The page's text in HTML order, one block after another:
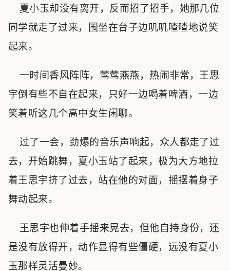
夏小玉却没有离开，反而招了招手，她那几位
同学就走了过来，围坐在台子边叽叽喳喳地说笑
起来。
一时间香风阵阵，莺莺燕燕，热闹非常，王思
宇倒有些不自在起来，只好一边喝着啤酒，一边
笑着听这几个高中女生闲聊。
过了一会，劲爆的音乐声响起，众人都走了过
去，开始跳舞，夏小玉站了起来，极为大方地拉
着王思宇挤了过去，站在他的对面，摇摆着身子
舞动起来。
王思宇也伸着手摇来晃去，但他自持身份，还
是没有放得开，动作显得有些僵硬，远没有夏小
玉那样灵活曼妙。